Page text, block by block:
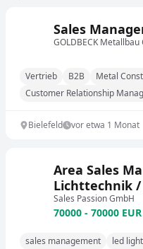
Sales
GOLDBECK Metallbau
Vertrieb B2B
Metal
Customer Relationship
Bielefeld vor etwa 1 Monat
Area Sales
Lichttechnik /
Sales Passion GmbH
70000 - 70000
sales management led